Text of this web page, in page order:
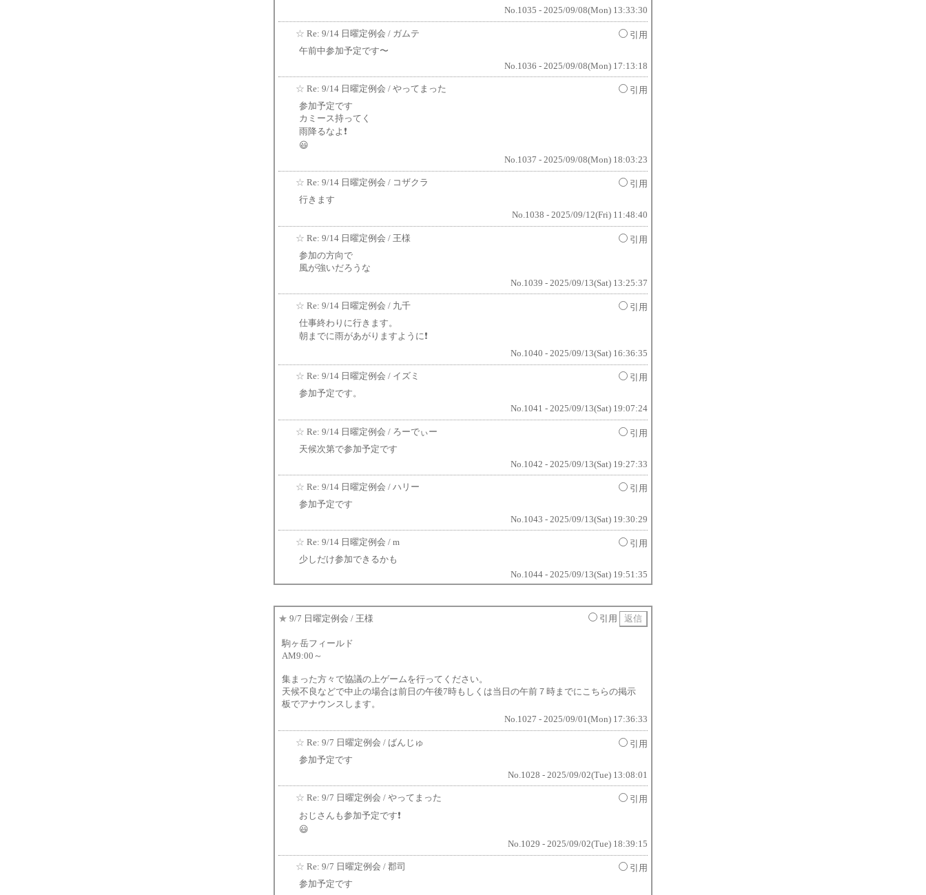
No.1035 - 2025/09/08(Mon) 13:33:30
☆ Re: 9/14 日曜定例会 / ガムテ
引用
午前中参加予定です〜
No.1036 - 2025/09/08(Mon) 17:13:18
☆ Re: 9/14 日曜定例会 / やってまった
引用
参加予定です
カミース持ってく
雨降るなよ❗
😃
No.1037 - 2025/09/08(Mon) 18:03:23
☆ Re: 9/14 日曜定例会 / コザクラ
引用
行きます
No.1038 - 2025/09/12(Fri) 11:48:40
☆ Re: 9/14 日曜定例会 / 王様
引用
参加の方向で
風が強いだろうな
No.1039 - 2025/09/13(Sat) 13:25:37
☆ Re: 9/14 日曜定例会 / 九千
引用
仕事終わりに行きます。
朝までに雨があがりますように❗️
No.1040 - 2025/09/13(Sat) 16:36:35
☆ Re: 9/14 日曜定例会 / イズミ
引用
参加予定です。
No.1041 - 2025/09/13(Sat) 19:07:24
☆ Re: 9/14 日曜定例会 / ろーでぃー
引用
天候次第で参加予定です
No.1042 - 2025/09/13(Sat) 19:27:33
☆ Re: 9/14 日曜定例会 / ハリー
引用
参加予定です
No.1043 - 2025/09/13(Sat) 19:30:29
☆ Re: 9/14 日曜定例会 / m
引用
少しだけ参加できるかも
No.1044 - 2025/09/13(Sat) 19:51:35
★ 9/7 日曜定例会 / 王様 引用
駒ヶ岳フィールド
AM9:00～
集まった方々で協議の上ゲームを行ってください。
天候不良などで中止の場合は前日の午後7時もしくは当日の午前７時までにこちらの掲示
板でアナウンスします。
No.1027 - 2025/09/01(Mon) 17:36:33
☆ Re: 9/7 日曜定例会 / ばんじゅ
引用
参加予定です
No.1028 - 2025/09/02(Tue) 13:08:01
☆ Re: 9/7 日曜定例会 / やってまった
引用
おじさんも参加予定です❗
😃
No.1029 - 2025/09/02(Tue) 18:39:15
☆ Re: 9/7 日曜定例会 / 郡司
引用
参加予定です